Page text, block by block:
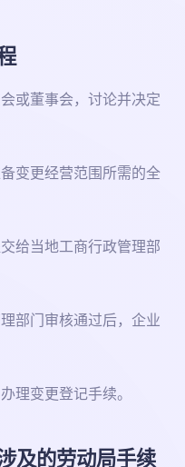
或董事会，讨论并决定
变更经营范围所需的全
给当地工商行政管理部
部门审核通过后，企业
理变更登记手续。
及的劳动局手续